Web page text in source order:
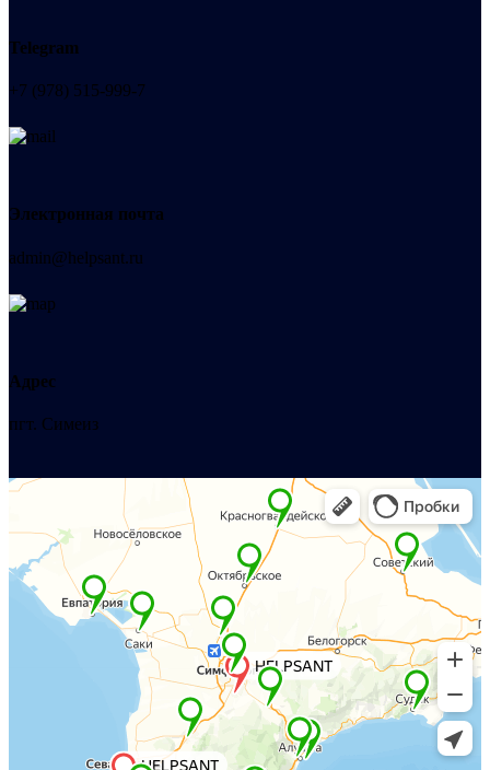
Telegram
+7 (978) 515-999-7
Электронная почта
admin@helpsant.ru
Адрес
пгт. Симеиз